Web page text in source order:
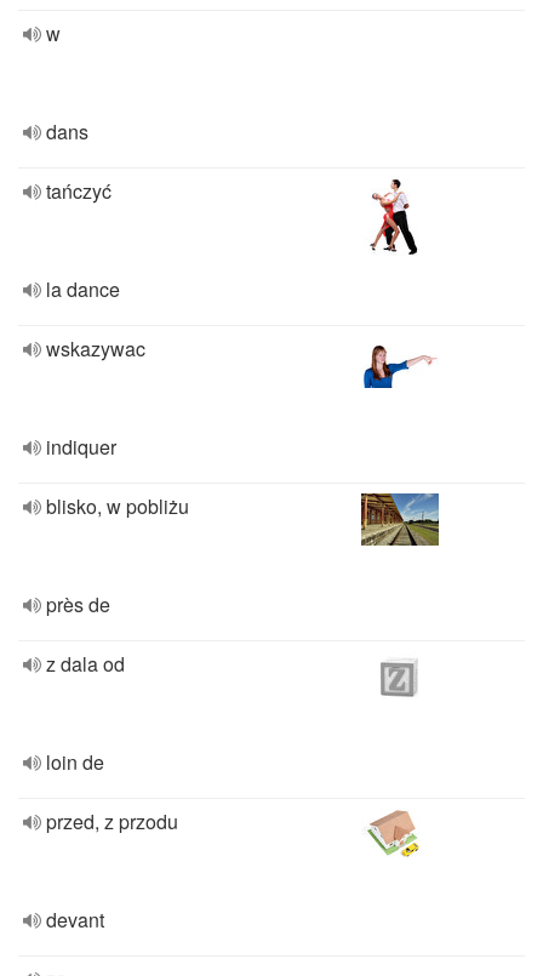
w
dans
tańczyć
la dance
wskazywac
indiquer
blisko, w pobliżu
près de
z dala od
loin de
przed, z przodu
devant